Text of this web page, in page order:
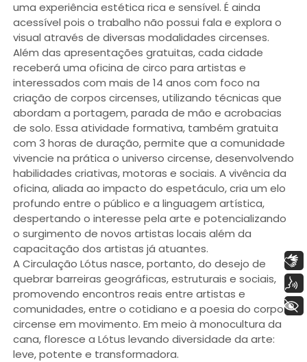
uma experiência estética rica e sensível. É ainda
acessível pois o trabalho não possui fala e explora o
visual através de diversas modalidades circenses.
Além das apresentações gratuitas, cada cidade
receberá uma oficina de circo para artistas e
interessados com mais de 14 anos com foco na
criação de corpos circenses, utilizando técnicas que
abordam a portagem, parada de mão e acrobacias
de solo. Essa atividade formativa, também gratuita
com 3 horas de duração, permite que a comunidade
vivencie na prática o universo circense, desenvolvendo
habilidades criativas, motoras e sociais. A vivência da
oficina, aliada ao impacto do espetáculo, cria um elo
profundo entre o público e a linguagem artística,
despertando o interesse pela arte e potencializando
o surgimento de novos artistas locais além da
capacitação dos artistas já atuantes.
A Circulação Lótus nasce, portanto, do desejo de
quebrar barreiras geográficas, estruturais e sociais,
promovendo encontros reais entre artistas e
comunidades, entre o cotidiano e a poesia do corpo
circense em movimento. Em meio à monocultura da
cana, floresce a Lótus levando diversidade da arte:
leve, potente e transformadora.
Libras
Voz
+ Acessibilidade